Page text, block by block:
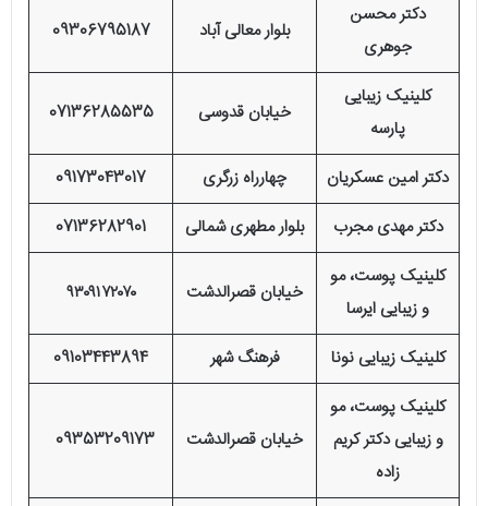
دکتر محسن
جوهری
بلوار معالی آباد 09306795187
کلینیک زیبایی
پارسه
خیابان قدوسی 07136285535
دکتر امین عسکریان چهارراه زرگری
09173043017
دکتر مهدی مجرب
بلوار مطهری شمالی
07136282901
کلینیک پوست، مو
و زیبایی ایرسا
خیابان قصرالدشت ۹۳۰۹۱۷۲۰۷۰
کلینیک زیبایی نونا فرهنگ شهر
09103443894
کلینیک پوست، مو
و زیبایی دکتر کریم
زاده
خیابان قصرالدشت 09353209173